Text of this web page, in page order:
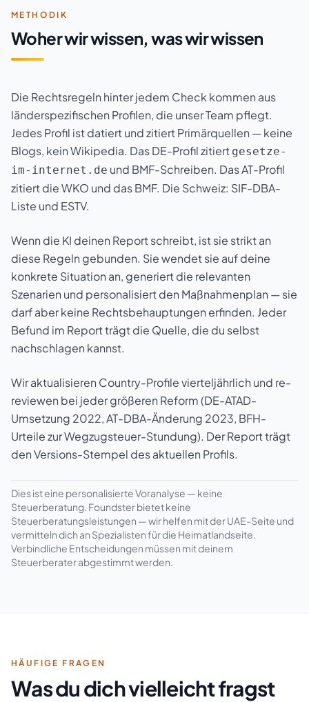
METHODIK
Woher wir wissen, was wir wissen
Die Rechtsregeln hinter jedem Check kommen aus
länderspezifischen Profilen, die unser Team pflegt.
Jedes Profil ist datiert und zitiert Primärquellen — keine
Blogs, kein Wikipedia. Das DE-Profil zitiert gesetze-
im-internet.de und BMF-Schreiben. Das AT-Profil
zitiert die WKO und das BMF. Die Schweiz: SIF-DBA-
Liste und ESTV.
Wenn die KI deinen Report schreibt, ist sie strikt an
diese Regeln gebunden. Sie wendet sie auf deine
konkrete Situation an, generiert die relevanten
Szenarien und personalisiert den Maßnahmenplan — sie
darf aber keine Rechtsbehauptungen erfinden. Jeder
Befund im Report trägt die Quelle, die du selbst
nachschlagen kannst.
Wir aktualisieren Country-Profile vierteljährlich und re-
reviewen bei jeder größeren Reform (DE-ATAD-
Umsetzung 2022, AT-DBA-Änderung 2023, BFH-
Urteile zur Wegzugsteuer-Stundung). Der Report trägt
den Versions-Stempel des aktuellen Profils.
Dies ist eine personalisierte Voranalyse — keine
Steuerberatung. Foundster bietet keine
Steuerberatungsleistungen — wir helfen mit der UAE-Seite und
vermitteln dich an Spezialisten für die Heimatlandseite.
Verbindliche Entscheidungen müssen mit deinem
Steuerberater abgestimmt werden.
HÄUFIGE FRAGEN
Was du dich vielleicht fragst